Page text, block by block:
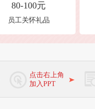
80-100元
员工关怀礼品
点击右上角
加入PPT